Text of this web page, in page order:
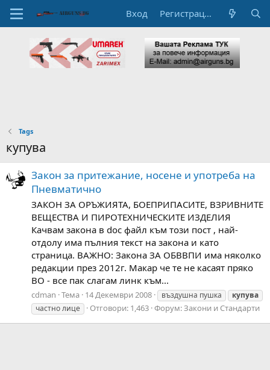
Вход Регистрация
Tags
купува
Закон за притежание, носене и употреба на
Пневматично
ЗАКОН ЗА ОРЪЖИЯТА, БОЕПРИПАСИТЕ, ВЗРИВНИТЕ
ВЕЩЕСТВА И ПИРОТЕХНИЧЕСКИТЕ ИЗДЕЛИЯ
Качвам закона в doc файл към този пост , най-
отдолу има пълния текст на закона и като
страница. ВАЖНО: Закона ЗА ОБВВПИ има няколко
редакции през 2012г. Макар че те не касаят пряко
ВО - все пак слагам линк към...
cdman Тема 14 Декември 2008 въздушна пушка
купува
частно лице
Отговори: 1,463 Форум:Закони и Стандарти